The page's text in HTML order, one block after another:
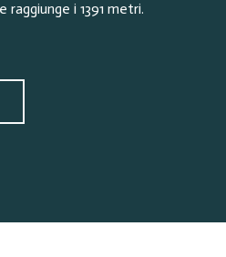
raggiunge i 1391 metri.